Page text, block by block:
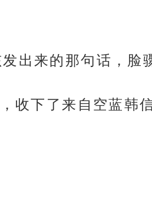
出来的那句话，脸
收下了来自空蓝韩